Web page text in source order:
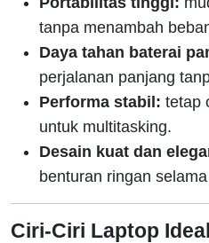
tanpa menambah
Daya tahan baterai
perjalanan panjang
Performa stabil: tetap
untuk multitasking.
Desain kuat dan
benturan ringan
Ciri-Ciri Laptop